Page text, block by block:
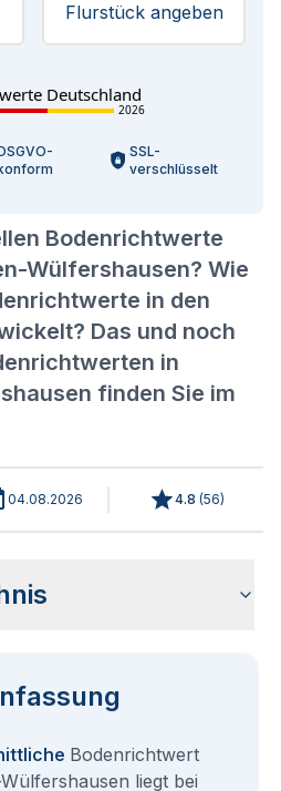
Bodenrichtwerte
Wülfershausen? Wie
in den
Das und noch
in
finden Sie im
Flurstück angeben
Deutschland
2026
SSL-
verschlüsselt
04.08.2026 4.8 (56)
Bodenrichtwert
liegt bei